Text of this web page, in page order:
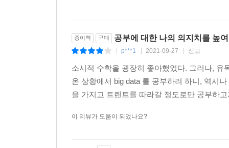
종이책 구매 공부에 대한 나의 의지치를 높
p***1 2021-09-27 신고
소시적 수학을 굉장히 좋아했었다. 그러나, 유
온 상황에서 big data 를 공부하려 하니, 역시
을 가지고 트렌트를 따라갈 정도로만 공부하
이 리뷰가 도움이 되었나요?